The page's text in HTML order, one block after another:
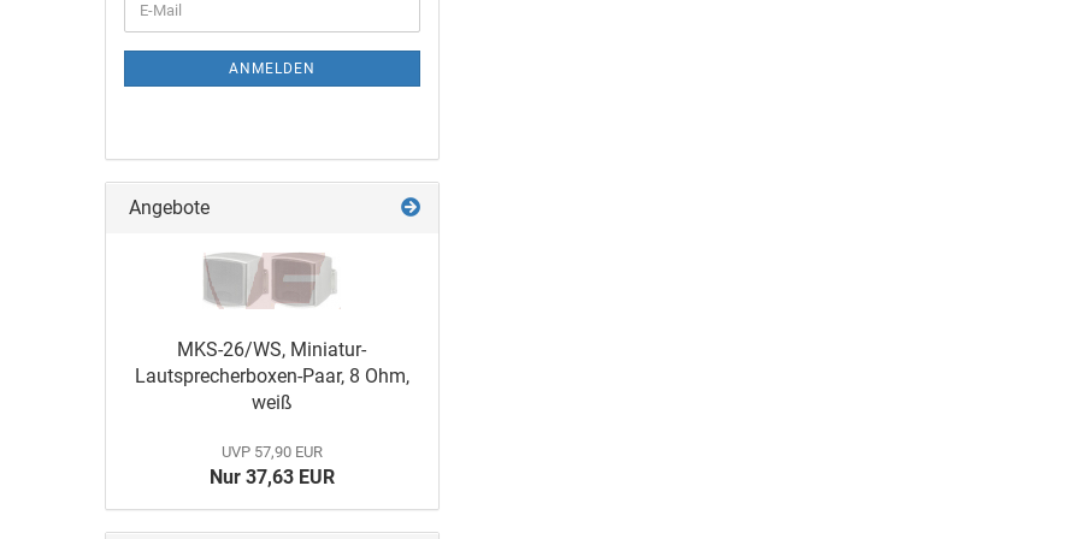
ANMELDEN
Angebote
MKS-26/WS, Miniatur-
Lautsprecherboxen-Paar, 8 Ohm,
weiß
UVP 57,90 EUR
Nur 37,63 EUR